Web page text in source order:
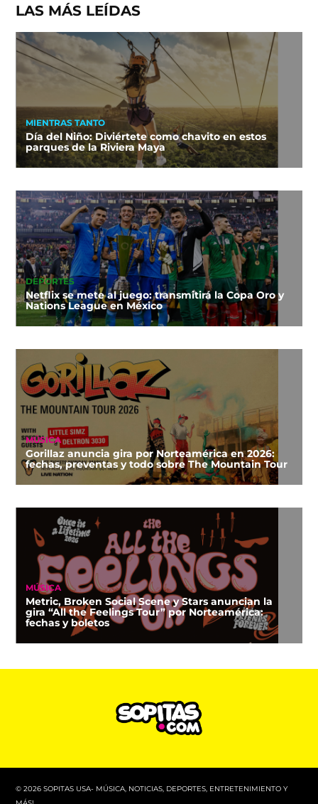
LAS MÁS LEÍDAS
MIENTRAS TANTO
Día del Niño: Diviértete como chavito en estos
parques de la Riviera Maya
DEPORTES
Netflix se mete al juego: transmitirá la Copa Oro y
Nations League en México
MÚSICA
Gorillaz anuncia gira por Norteamérica en 2026:
fechas, preventas y todo sobre The Mountain Tour
MÚSICA
Metric, Broken Social Scene y Stars anuncian la
gira “All the Feelings Tour” por Norteamérica:
fechas y boletos
© 2026 SOPITAS USA- MÚSICA, NOTICIAS, DEPORTES, ENTRETENIMIENTO Y